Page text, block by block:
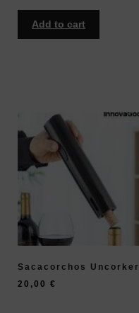
Add to cart
Sacacorchos Uncorker
20,00 €